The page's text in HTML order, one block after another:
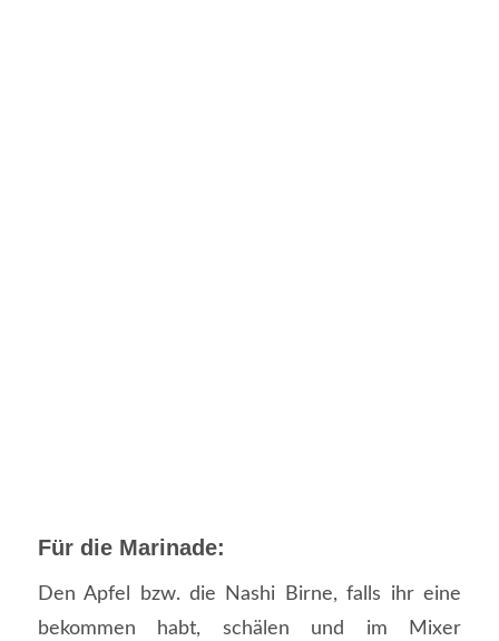
Für die Marinade:
Den Apfel bzw. die Nashi Birne, falls ihr eine
bekommen habt, schälen und im Mixer